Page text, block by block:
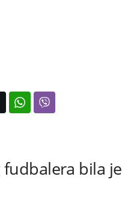
bila je